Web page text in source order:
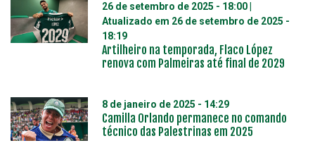
26 de setembro de 2025 - 18:00
Atualizado em 26 de setembro de 2025 -
18:19
Artilheiro na temporada, Flaco López
renova com Palmeiras até final de 2029
8 de janeiro de 2025 - 14:29
Camilla Orlando permanece no comando
técnico das Palestrinas em 2025